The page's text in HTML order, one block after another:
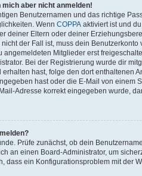
aber nicht anmelden!
Benutzernamen und das richtige
Wenn COPPA aktiviert ist und
deiner Eltern oder deiner
der Fall ist, muss dein
Mitglieder erst
Bei der Registrierung wurde dir
hast, folge den dort enthaltenen
hast oder die E-Mail von einem
Adresse korrekt eingegeben wurde,
Prüfe zunächst, ob dein
an einen Board-Administrator, um
dass ein Konfigurationsproblem mit der